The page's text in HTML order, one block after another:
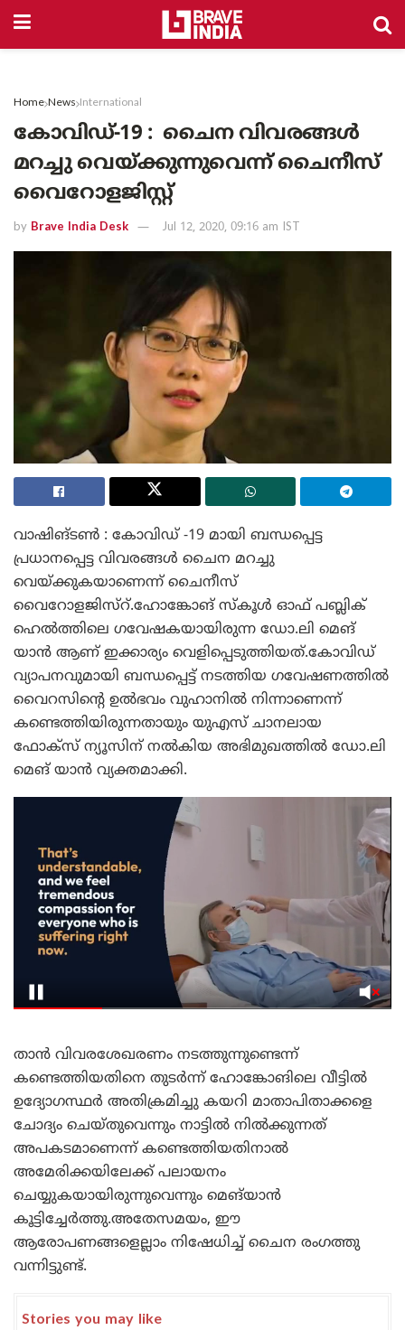
Home News International
കോവിഡ്-19 : ചൈന വിവരങ്ങൾ
മറച്ചു വെയ്ക്കുന്നുവെന്ന് ചൈനീസ്
വൈറോളജിസ്റ്റ്
by Brave India Desk Jul 12, 2020, 09:16 am IST
വാഷിങ്ടൺ : കോവിഡ് -19 മായി ബന്ധപ്പെട്ട
പ്രധാനപ്പെട്ട വിവരങ്ങൾ ചൈന മറച്ചു
വെയ്ക്കുകയാണെന്ന് ചൈനീസ്
വൈറോളജിസ്‌റ്.ഹോങ്കോങ്‌ സ്കൂൾ ഓഫ് പബ്ലിക്
ഹെൽത്തിലെ ഗവേഷകയായിരുന്ന ഡോ.ലി മെങ്‌
യാൻ ആണ് ഇക്കാര്യം വെളിപ്പെടുത്തിയത്.കോവിഡ്
വ്യാപനവുമായി ബന്ധപ്പെട്ട് നടത്തിയ ഗവേഷണത്തിൽ
വൈറസിന്റെ ഉൽഭവം വുഹാനിൽ നിന്നാണെന്ന്
കണ്ടെത്തിയിരുന്നതായും യുഎസ് ചാനലായ
ഫോക്സ് ന്യൂസിന് നൽകിയ അഭിമുഖത്തിൽ ഡോ.ലി
മെങ്‌ യാൻ വ്യക്തമാക്കി.
താൻ വിവരശേഖരണം നടത്തുന്നുണ്ടെന്ന്
കണ്ടെത്തിയതിനെ തുടർന്ന് ഹോങ്കോങിലെ വീട്ടിൽ
ഉദ്യോഗസ്ഥർ അതിക്രമിച്ചു കയറി മാതാപിതാക്കളെ
ചോദ്യം ചെയ്തുവെന്നും നാട്ടിൽ നിൽക്കുന്നത്
അപകടമാണെന്ന് കണ്ടെത്തിയതിനാൽ
അമേരിക്കയിലേക്ക് പലായനം
ചെയ്യുകയായിരുന്നുവെന്നും മെങ്‌യാൻ
കൂട്ടിച്ചേർത്തു.അതേസമയം, ഈ
ആരോപണങ്ങളെല്ലാം നിഷേധിച്ച് ചൈന രംഗത്തു
വന്നിട്ടുണ്ട്.
Stories you may like